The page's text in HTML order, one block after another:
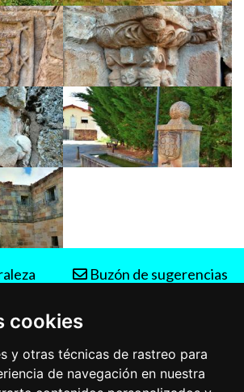
cookies
y otras técnicas de rastreo para
de navegación en nuestra
Buzón de sugerencias